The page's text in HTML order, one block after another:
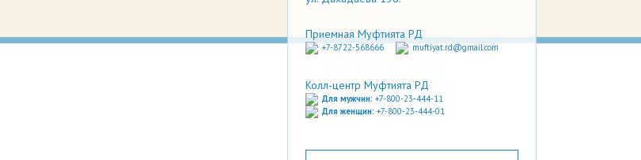
Приемная Муфтията РД
+7-8722-568666 muftiyat.rd@gmail.com
Колл-центр Муфтията РД
Для мужчин: +7-800-23-444-11
Для женщин: +7-800-23-444-01